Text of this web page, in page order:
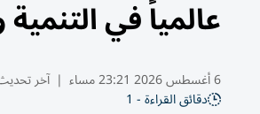
عالمياً في التنمية
6 أغسطس 2026 23:21 مساء | آخر
دقائق القراءة - 1